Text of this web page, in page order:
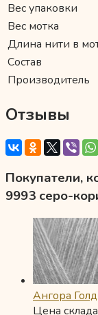
Вес упаковки
Вес мотка
Длина нити в
Состав
Производитель
Отзывы
Покупатели,
9993 серо-
Ангора
Цена